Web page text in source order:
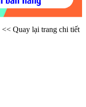
<< Quay lại trang chi tiết